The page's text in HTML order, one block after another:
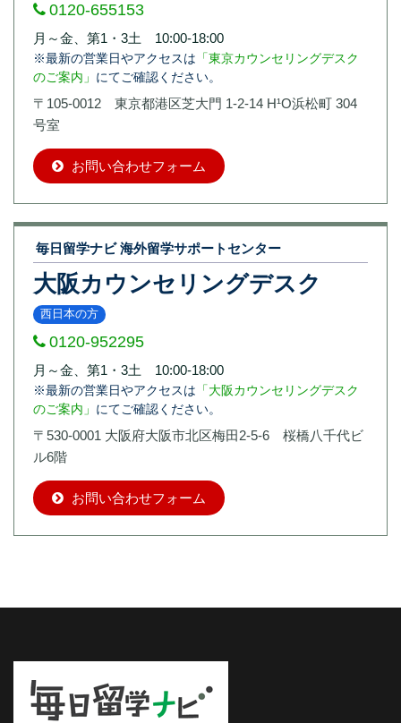
0120-655153
月～金、第1・3土 10:00-18:00
※最新の営業日やアクセスは 「東京カウンセリングデスク
のご案内」 にてご確認ください。
〒105-0012 東京都港区芝大門 1-2-14 H¹O浜松町 304
号室
お問い合わせフォーム
毎日留学ナビ 海外留学サポートセンター
大阪カウンセリングデスク
西日本の方
0120-952295
月～金、第1・3土 10:00-18:00
※最新の営業日やアクセスは 「大阪カウンセリングデスク
のご案内」 にてご確認ください。
〒530-0001 大阪府大阪市北区梅田2-5-6 桜橋八千代ビ
ル6階
お問い合わせフォーム